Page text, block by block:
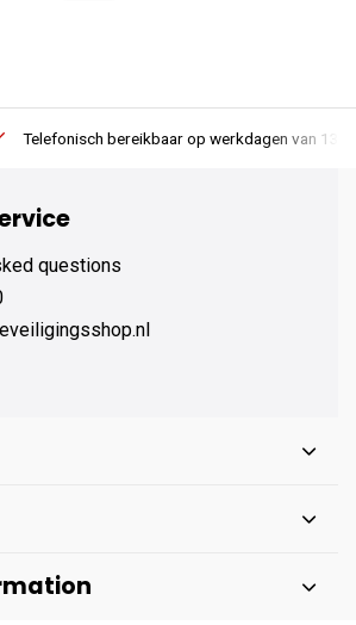
op werkdagen van 13:00 tot 17:00
questions